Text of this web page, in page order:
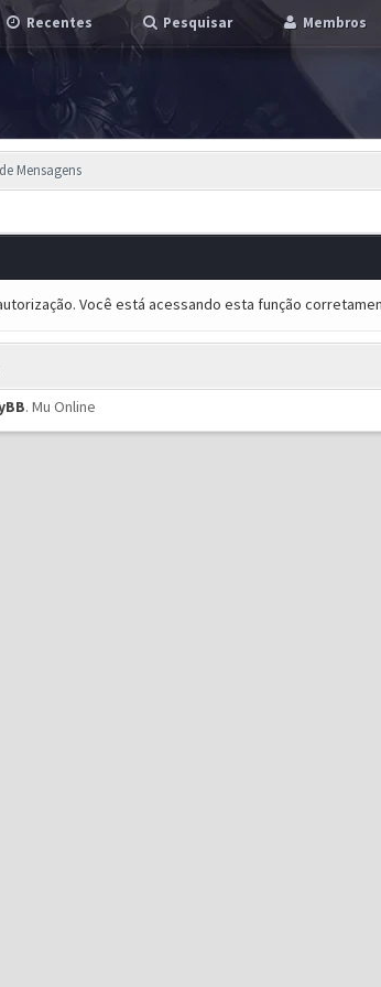
Recentes Pesquisar Membros
Mensagens
Você está acessando esta função
.Mu Online